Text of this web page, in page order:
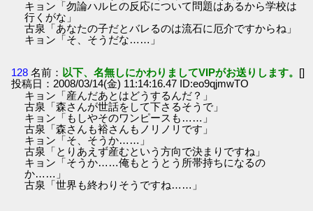
キョン「勿論ハルヒの反応について問題はあるから学校は
行くがな」
古泉「あなたの子だとバレるのは流石に厄介ですからね」
キョン「そ、そうだな……」
128 名前： 以下、名無しにかわりましてVIPがお送りします。 []
投稿日：2008/03/14(金) 11:14:16.47 ID:eo9qjmwTO
キョン「産んだあとはどうするんだ？」
古泉「森さんが世話をして下さるそうで」
キョン「もしやそのワンピースも……」
古泉「森さんも裕さんもノリノリです」
キョン「そ、そうか……」
古泉「とりあえず産むという方向で決まりですね」
キョン「そうか……俺もとうとう所帯持ちになるの
か……」
古泉「世界も終わりそうですね……」